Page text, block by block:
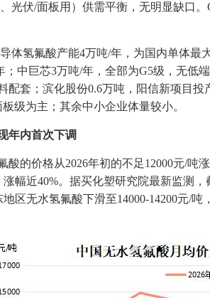
光伏/面板用）供需平衡，无明显缺口
体氢氟酸产能4万吨/年，为国内单体最
；中巨芯3万吨/年，全部为G5级，无低
配套；滨化股份0.6万吨，阳信新项目
级为主；其余中小企业体量较小。
年内首次下调
酸的价格从2026年初的不足12000元/吨
涨幅近40%。据买化塑研究院最新监测
地区无水氢氟酸下滑至14000-14200元/